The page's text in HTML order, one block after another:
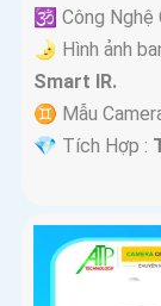
🕉️ Công Nghệ
🌛 Hình ảnh
Smart IR.
♊ Mẫu
️💎 Tích Hợp :